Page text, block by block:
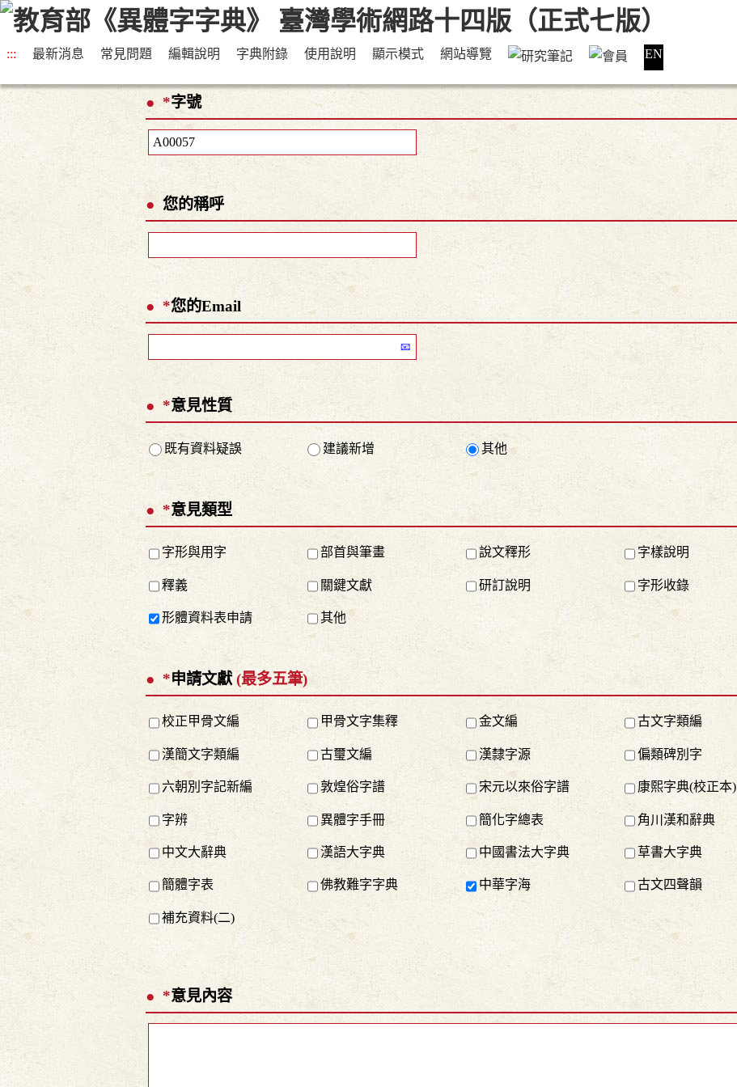
::: 最新消息 常見問題 編輯說明 字典附錄 使用說明 顯示模式 網站導覽 EN
*字號
您的稱呼
*您的Email
*意見性質
既有資料疑誤 建議新增 其他
*意見類型
字形與用字 部首與筆畫 說文釋形 字樣說明
釋義 關鍵文獻 研訂說明 字形收錄
形體資料表申請 其他
*申請文獻 (最多五筆)
校正甲骨文編 甲骨文字集釋 金文編 古文字類編
漢簡文字類編 古璽文編 漢隸字源 偏類碑別字
六朝別字記新編 敦煌俗字譜 宋元以來俗字譜 康熙字典(校正本)
字辨 異體字手冊 簡化字總表 角川漢和辭典
中文大辭典 漢語大字典 中國書法大字典 草書大字典
簡體字表 佛教難字字典 中華字海 古文四聲韻
補充資料(二)
*意見內容